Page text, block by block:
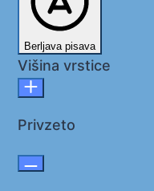
Berljava pisava
Višina vrstice
Privzeto